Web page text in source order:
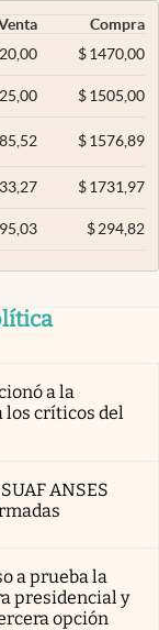
Compra
$1470,00
$1505,00
$1576,89
$1731,97
$294,82
a la
los críticos del
ANSES
a prueba la
presidencial y
opción